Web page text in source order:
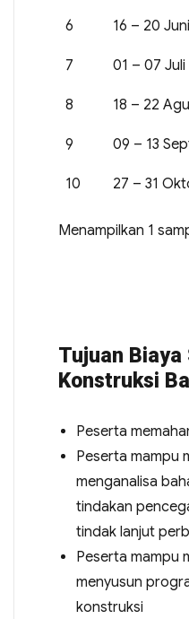
6 16 – 20 Juni
7 01 – 07 Juli
8 18 – 22
9 09 – 13
10 27 – 31
Menampilkan 1
Tujuan
Konstruksi
Peserta
Peserta mampu
menganalisa
tindakan
tindak lanjut
Peserta mampu
menyusun
konstruksi